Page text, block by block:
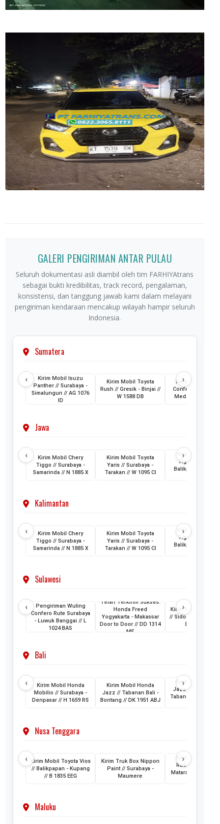
GALERI PENGIRIMAN ANTAR PULAU
Seluruh dokumentasi asli diambil oleh tim FARHIYAtrans
sebagai bukti kredibilitas, track record, pengalaman,
konsistensi, dan tanggung jawab kami dalam melayani
pengiriman kendaraan mencakup wilayah hampir seluruh
Indonesia.
Sumatera
‹
Kirim Mobil Isuzu
Panther // Surabaya -
Simalungun // AG 1076
ID
Kirim Mobil Toyota
Rush // Gresik - Binjai //
W 1588 DB
Kirim Mobil
Confero //
Medan // L 1202
›
Jawa
‹
Kirim Mobil Chery
Tiggo // Surabaya -
Samarinda // N 1885 X
Kirim Mobil Toyota
Yaris // Surabaya -
Tarakan // W 1095 CI
Kirim Mobil
Tiggo // Jakarta
Balikpapan // D
›
Kalimantan
‹
Kirim Mobil Chery
Tiggo // Surabaya -
Samarinda // N 1885 X
Kirim Mobil Toyota
Yaris // Surabaya -
Tarakan // W 1095 CI
Kirim Mobil
Tiggo // Jakarta
Balikpapan // D
›
Sulawesi
‹
Pengiriman Wuling
Confero Rute Surabaya
- Luwuk Banggai // L
1024 BAS
Telah Terkirim Sukses:
Honda Freed
Yogyakarta - Makassar
Door to Door // DD 1314
ME
Kirim Mobil Honda
// Sidoarjo -
DH 1024 KB
›
Bali
‹
Kirim Mobil Honda
Mobilio // Surabaya -
Denpasar // H 1659 RS
Kirim Mobil Honda
Jazz // Tabanan Bali -
Bontang // DK 1951 ABJ
Kirim Mobil
Jazz //
Tabanan Bali // DK
›
Nusa Tenggara
‹
Kirim Mobil Toyota Vios
// Balikpapan - Kupang
// B 1835 EEG
Kirim Truk Box Nippon
Paint // Surabaya -
Maumere
Kirim Mobil
Rush //
Mataram Lombok
›
Maluku